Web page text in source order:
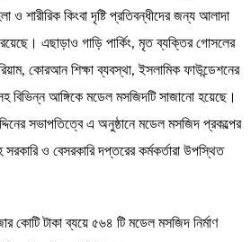
ও শারীরিক কিংবা দৃষ্টি প্রতিবন্ধীদের জন্য আলাদা
এছাড়াও গাড়ি পার্কিং, মৃত ব্যক্তির গোসলের
কোরআন শিক্ষা ব্যবস্থা, ইসলামিক ফাউন্ডেশনের
বিভিন্ন আঙ্গিকে মডেল মসজিদটি সাজানো হয়েছে।
সভাপতিত্বে এ অনুষ্ঠানে মডেল মসজিদ প্রকল্পের
ও বেসরকারি দপ্তরের কর্মকর্তারা উপস্থিত
কোটি টাকা ব্যয়ে ৫৬৪ টি মডেল মসজিদ নির্মাণ